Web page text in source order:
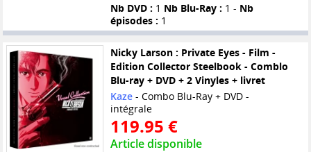
Nb DVD : 1 Nb Blu-Ray : 1 - Nb
épisodes : 1
Nicky Larson : Private Eyes - Film -
Edition Collector Steelbook - Comblo
Blu-ray + DVD + 2 Vinyles + livret
Kaze- Combo Blu-Ray + DVD -
intégrale
119.95 €
Article disponible